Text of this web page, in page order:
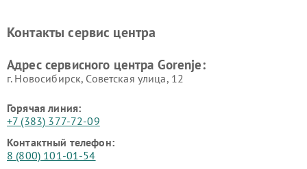
Контакты сервис центра
Адрес сервисного центра Gorenje:
г. Новосибирск, Советская улица, 12
Горячая линия:
+7 (383) 377-72-09
Контактный телефон:
8 (800) 101-01-54